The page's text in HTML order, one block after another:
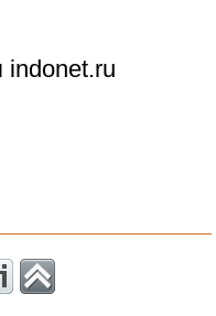
indonet.ru